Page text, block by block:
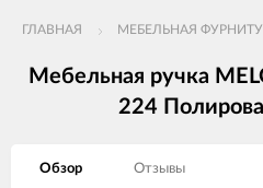
ГЛАВНАЯ МЕБЕЛЬНАЯ
Мебельная ручка
224
Обзор Отзывы